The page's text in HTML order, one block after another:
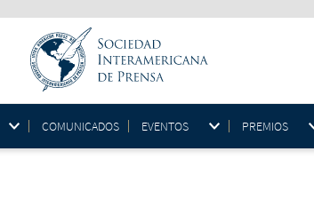
COMUNICADOS EVENTOS PREMIOS